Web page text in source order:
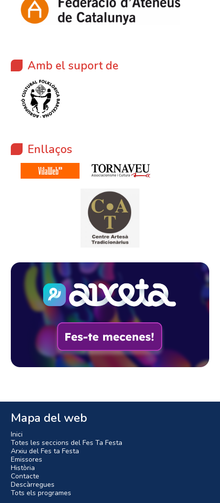
Amb el suport de
Enllaços
Mapa del web
Inici
Totes les seccions del Fes Ta Festa
Arxiu del Fes ta Festa
Emissores
Història
Contacte
Descàrregues
Tots els programes